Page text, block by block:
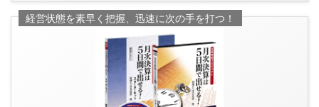
経営状態を素早く把握、迅速に次の手を打つ！